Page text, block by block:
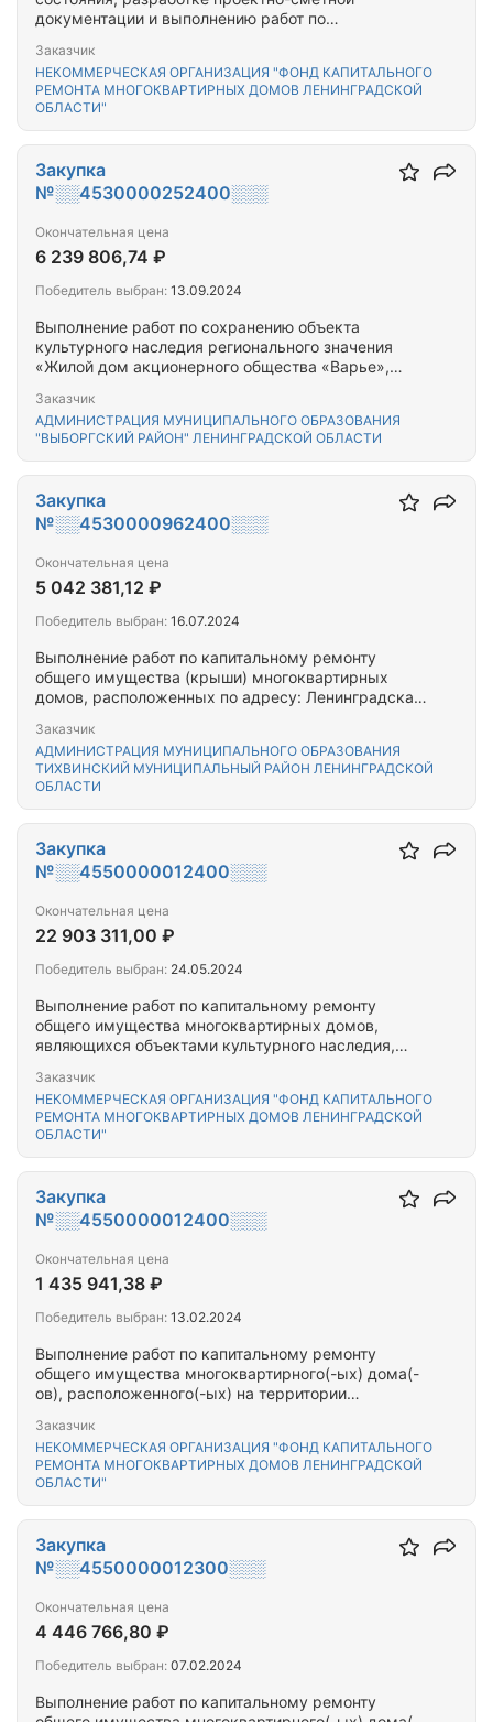
документации и выполнению работ по
многоквартирного(-ых) дома(-ов),
расположенного(-ых) на территории Тихвинского
муниципального района Ленинградской области
Заказчик
НЕКОММЕРЧЕСКАЯ ОРГАНИЗАЦИЯ "ФОНД КАПИТАЛЬНОГО
РЕМОНТА МНОГОКВАРТИРНЫХ ДОМОВ ЛЕНИНГРАДСКОЙ
ОБЛАСТИ"
Выполнение работ по сохранению объекта
культурного наследия регионального значения
«Жилой дом акционерного общества «Варье»,
область, Выборгский муниципальный район, г.
Выборг, ул. Южный вал, д. 26, объекта культурного
наследи регионального значения «Жилой дом
акционерного общества «Пеликан»,
Заказчик
АДМИНИСТРАЦИЯ МУНИЦИПАЛЬНОГО ОБРАЗОВАНИЯ
"ВЫБОРГСКИЙ РАЙОН" ЛЕНИНГРАДСКОЙ ОБЛАСТИ
Закупка
№░░4530000252400░░░
Окончательная цена
6 239 806,74 ₽
Победитель выбран: 13.09.2024
Выполнение работ по капитальному ремонту
общего имущества (крыши) многоквартирных
домов, расположенных по адресу: Ленинградская
муниципальное образование Тихвинское
городское поселение: 1. г. Тихвин, 1 микрорайон,
дом 43; 2. г. Тихвин, 1 микрорайон, дом 50; 3. г.
Тихвин, 3 микрорайон, дом 20; 4. г. Тихвин, 6
микрорайон, дом…
Заказчик
АДМИНИСТРАЦИЯ МУНИЦИПАЛЬНОГО ОБРАЗОВАНИЯ
ТИХВИНСКИЙ МУНИЦИПАЛЬНЫЙ РАЙОН ЛЕНИНГРАДСКОЙ
ОБЛАСТИ
Закупка
№░░4530000962400░░░
Окончательная цена
5 042 381,12 ₽
Победитель выбран: 16.07.2024
Выполнение работ по капитальному ремонту
общего имущества многоквартирных домов,
являющихся объектами культурного наследия,
расположенных на территории Выборгского
района Ленинградской области
Заказчик
НЕКОММЕРЧЕСКАЯ ОРГАНИЗАЦИЯ "ФОНД КАПИТАЛЬНОГО
РЕМОНТА МНОГОКВАРТИРНЫХ ДОМОВ ЛЕНИНГРАДСКОЙ
ОБЛАСТИ"
Закупка
№░░4550000012400░░░
Окончательная цена
22 903 311,00 ₽
Победитель выбран: 24.05.2024
Выполнение работ по капитальному ремонту
общего имущества многоквартирного(-ых) дома(-
ов), расположенного(-ых) на территории
Ленинградской области
Заказчик
НЕКОММЕРЧЕСКАЯ ОРГАНИЗАЦИЯ "ФОНД КАПИТАЛЬНОГО
РЕМОНТА МНОГОКВАРТИРНЫХ ДОМОВ ЛЕНИНГРАДСКОЙ
ОБЛАСТИ"
Закупка
№░░4550000012400░░░
Окончательная цена
1 435 941,38 ₽
Победитель выбран: 13.02.2024
Выполнение работ по капитальному ремонту
Закупка
№░░4550000012300░░░
Окончательная цена
4 446 766,80 ₽
Победитель выбран: 07.02.2024